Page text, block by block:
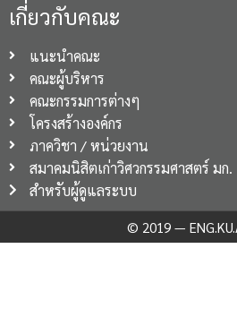
เกี่ยวกับคณะ
แนะนำคณะ
คณะผู้บริหาร
คณะกรรมการต่างๆ
โครงสร้างองค์กร
ภาควิชา / หน่วยงาน
สมาคมนิสิตเก่าวิศวกรรมศาสตร์ มก.
สำหรับผู้ดูแลระบบ
© 2019 —